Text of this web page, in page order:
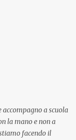
a scuola
la mano e non a
facendo il